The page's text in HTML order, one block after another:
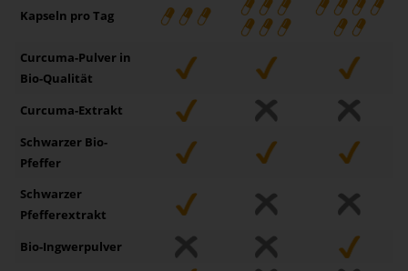
Kapseln pro Tag
Curcuma-Pulver in
Bio-Qualität
Curcuma-Extrakt
Schwarzer Bio-
Pfeffer
Schwarzer
Pfefferextrakt
Bio-Ingwerpulver